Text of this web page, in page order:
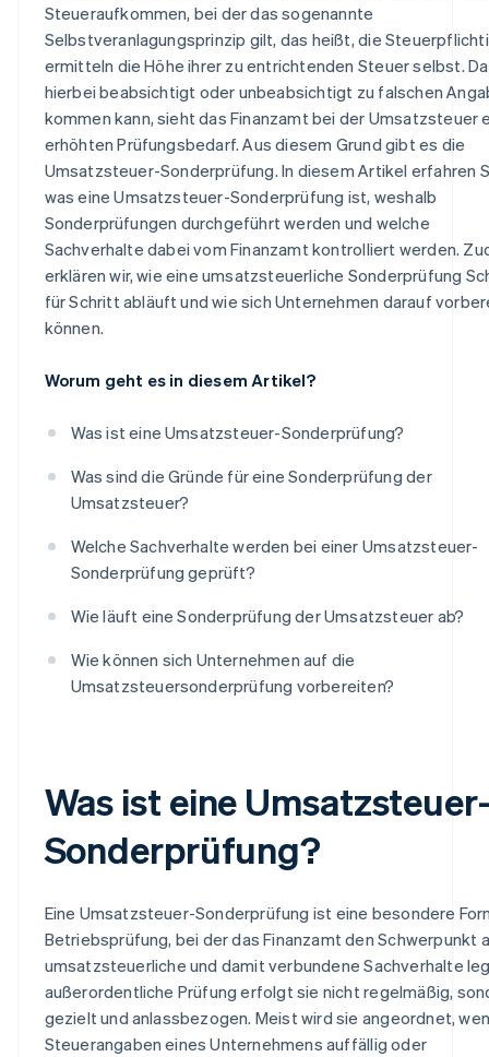
Steueraufkommen, bei der das sogenannte
Selbstveranlagungsprinzip gilt, das heißt, die
ermitteln die Höhe ihrer zu entrichtenden Steuer selbst.
hierbei beabsichtigt oder unbeabsichtigt zu falschen
kommen kann, sieht das Finanzamt bei der Umsatzsteuer
erhöhten Prüfungsbedarf. Aus diesem Grund gibt es die
Umsatzsteuer-Sonderprüfung. In diesem Artikel erfahren
was eine Umsatzsteuer-Sonderprüfung ist, weshalb
Sonderprüfungen durchgeführt werden und welche
Sachverhalte dabei vom Finanzamt kontrolliert werden.
erklären wir, wie eine umsatzsteuerliche Sonderprüfung
für Schritt abläuft und wie sich Unternehmen darauf
können.
Worum geht es in diesem Artikel?
Was ist eine Umsatzsteuer-Sonderprüfung?
Was sind die Gründe für eine Sonderprüfung der
Umsatzsteuer?
Welche Sachverhalte werden bei einer Umsatzsteuer-
Sonderprüfung geprüft?
Wie läuft eine Sonderprüfung der Umsatzsteuer ab?
Wie können sich Unternehmen auf die
Umsatzsteuersonderprüfung vorbereiten?
Was ist eine
Sonderprüfung?
Eine Umsatzsteuer-Sonderprüfung ist eine besondere
Betriebsprüfung, bei der das Finanzamt den Schwerpunkt
umsatzsteuerliche und damit verbundene Sachverhalte
außerordentliche Prüfung erfolgt sie nicht regelmäßig,
gezielt und anlassbezogen. Meist wird sie angeordnet,
Steuerangaben eines Unternehmens auffällig oder